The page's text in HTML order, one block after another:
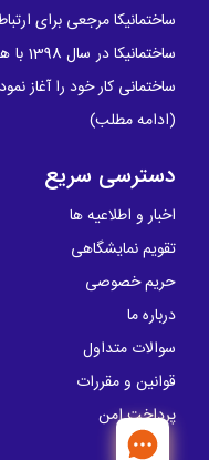
ساختمانیکا مرجعی برای
ساختمانی کار خود را آغاز نمود
(ادامه مطلب)
دسترسی سریع
اخبار و اطلاعیه ها
تقویم نمایشگاهی
حریم خصوصی
درباره ما
سوالات متداول
قوانین و مقررات
پرداخت امن